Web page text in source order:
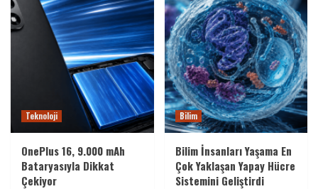
Teknoloji
OnePlus 16, 9.000 mAh
Bataryasıyla Dikkat
Çekiyor
Bilim
Bilim İnsanları Yaşama En
Çok Yaklaşan Yapay Hücre
Sistemini Geliştirdi